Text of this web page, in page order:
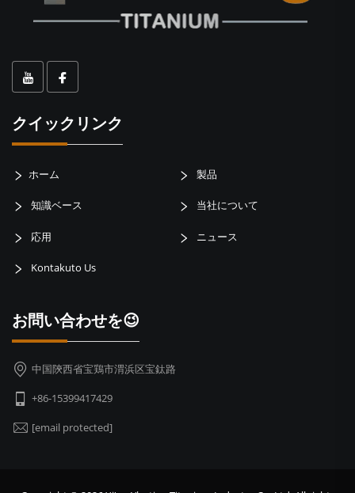
クイックリンク
ホーム 製品
知識ベース 当社について
応用 ニュース
Kontakuto Us
お問い合わせを😉
中国陝西省宝鶏市渭浜区宝鈦路
+86-15399417429
[email protected]